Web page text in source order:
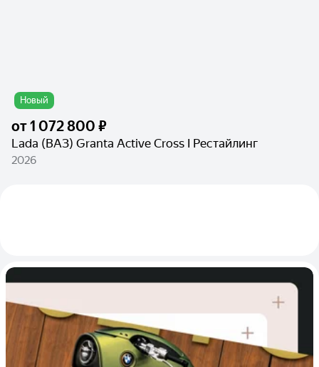
Новый
от1 072 800 ₽
Lada (ВАЗ) Granta Active Cross I Рестайлинг
2026